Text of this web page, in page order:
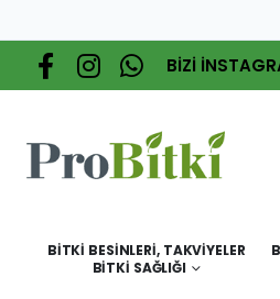
BİZİ
BITKI BESINLERI, TAKVIYELER
BITKI SAĞLIĞI